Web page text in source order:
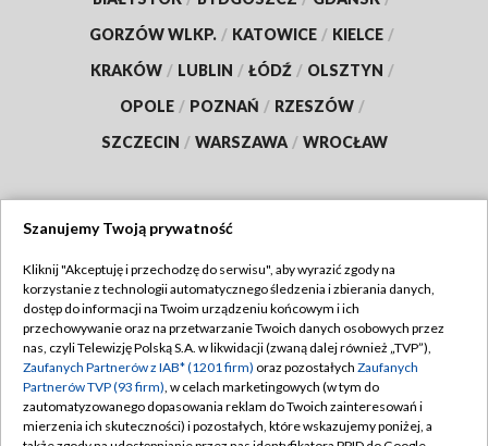
GORZÓW WLKP. / KATOWICE / KIELCE /
KRAKÓW / LUBLIN / ŁÓDŹ / OLSZTYN /
OPOLE / POZNAŃ / RZESZÓW /
SZCZECIN / WARSZAWA / WROCŁAW
TVP
Abonament TVP
Emisja w TVP
Centrum informacji TVP
Naziemna Telewizja Cyfrowa
Regulamin TVP
Polityka prywatności
Moje zgody
Pomoc
Szanujemy Twoją prywatność
Kliknij "Akceptuję i przechodzę do serwisu", aby wyrazić zgody na
korzystanie z technologii automatycznego śledzenia i zbierania danych,
dostęp do informacji na Twoim urządzeniu końcowym i ich
przechowywanie oraz na przetwarzanie Twoich danych osobowych przez
nas, czyli Telewizję Polską S.A. w likwidacji (zwaną dalej również „TVP”),
Zaufanych Partnerów z IAB* (1201 firm) oraz pozostałych Zaufanych
Partnerów TVP (93 firm), w celach marketingowych (w tym do
zautomatyzowanego dopasowania reklam do Twoich zainteresowań i
mierzenia ich skuteczności) i pozostałych, które wskazujemy poniżej, a